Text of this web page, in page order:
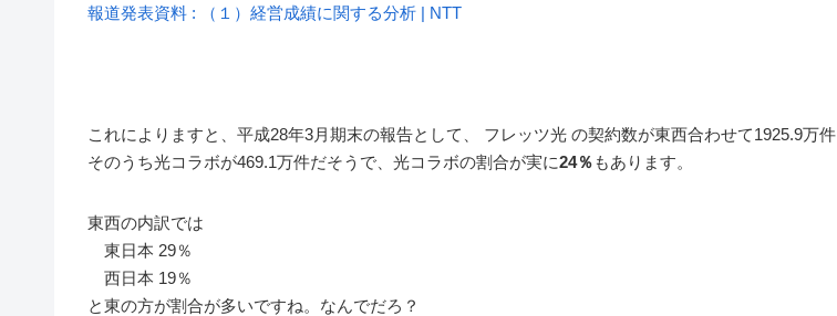
報道発表資料 : （１）経営成績に関する分析 | NTT
これによりますと、平成28年3月期末の報告として、 フレッツ光 の契約数が東西合わせて1925.9万件
そのうち光コラボが469.1万件だそうで、光コラボの割合が実に24％ もあります。
東西の内訳では
東日本 29％
西日本 19％
と東の方が割合が多いですね。なんでだろ？